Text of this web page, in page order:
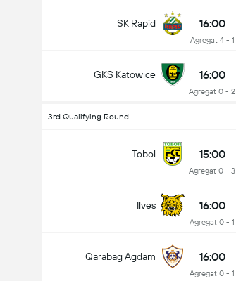
SK Rapid 16:00
Agregat 4 - 1
GKS Katowice 16:00
Agregat 0 - 2
3rd Qualifying Round
Tobol 15:00
Agregat 0 - 3
Ilves 16:00
Agregat 0 - 1
Qarabag Agdam 16:00
Agregat 0 - 1